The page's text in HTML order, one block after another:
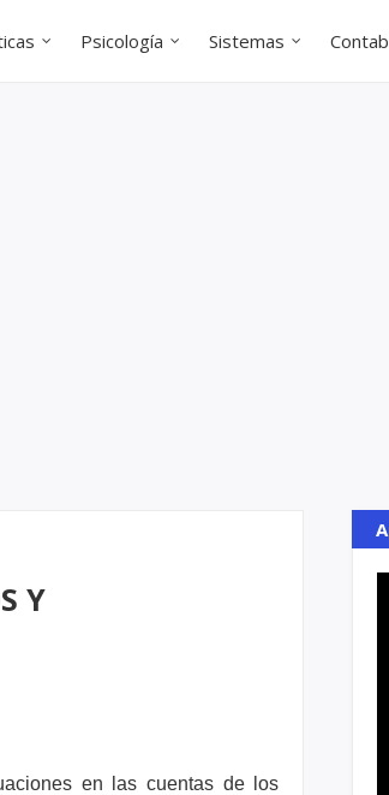
Psicología Sistemas
Y
en las cuentas de los